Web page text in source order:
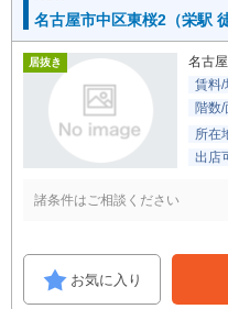
名古屋市中区東桜2（栄駅
居抜き 名古
賃料/
階数
所在
出店
諸条件はご相談ください
お気に入り